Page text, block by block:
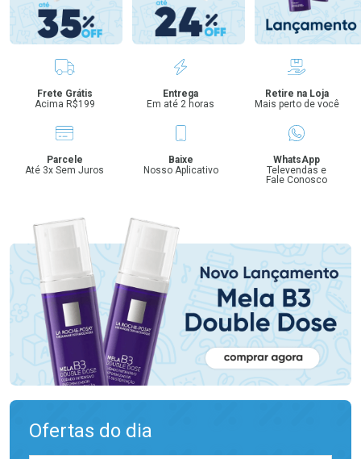
Benefícios
Frete Grátis
Acima R$199
Entrega
Em até 2 horas
Retire na Loja
Mais perto de você
Parcele
Até 3x Sem Juros
Baixe
Nosso Aplicativo
WhatsApp
Televendas e
Fale Conosco
Ofertas do dia